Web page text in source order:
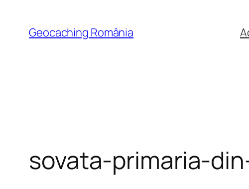
content
Geocaching România
sovata-primaria-